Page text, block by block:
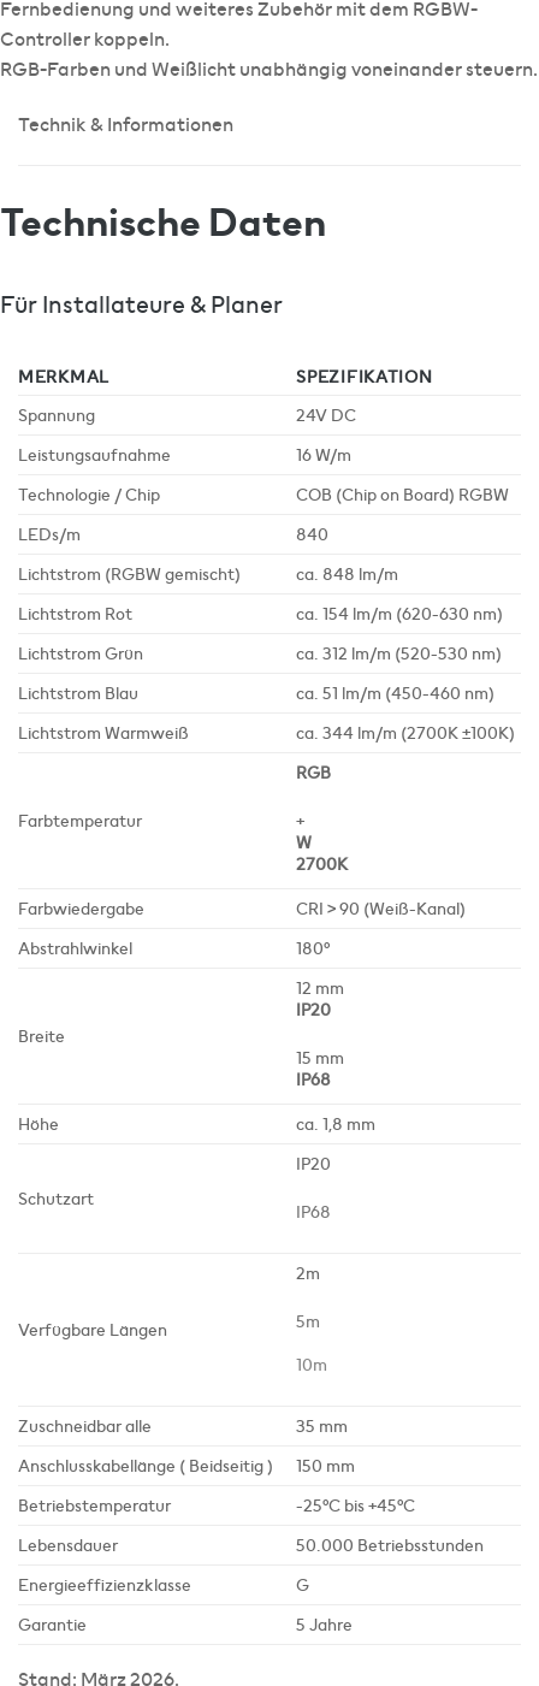
Fernbedienung und weiteres Zubehör mit dem RGBW-
Controller koppeln.
RGB-Farben und Weißlicht unabhängig voneinander steuern.
Technik & Informationen
Technische Daten
Für Installateure & Planer
MERKMAL
SPEZIFIKATION
Spannung
24V DC
Leistungsaufnahme
16 W/m
Technologie / Chip
COB (Chip on Board) RGBW
LEDs/m
840
Lichtstrom (RGBW gemischt)
ca. 848 lm/m
Lichtstrom Rot
ca. 154 lm/m (620-630 nm)
Lichtstrom Grün
ca. 312 lm/m (520-530 nm)
Lichtstrom Blau
ca. 51 lm/m (450-460 nm)
Lichtstrom Warmweiß
ca. 344 lm/m (2700K ±100K)
Farbtemperatur
RGB
+
W
2700K
Farbwiedergabe
CRI > 90 (Weiß-Kanal)
Abstrahlwinkel
180°
Breite
12 mm
IP20
15 mm
IP68
Höhe
ca. 1,8 mm
Schutzart
IP20
IP68
Verfügbare Längen
2m
5m
10m
Zuschneidbar alle
35 mm
Anschlusskabellänge ( Beidseitig )
150 mm
Betriebstemperatur
-25°C bis +45°C
Lebensdauer
50.000 Betriebsstunden
Energieeffizienzklasse
G
Garantie
5 Jahre
Stand: März 2026.